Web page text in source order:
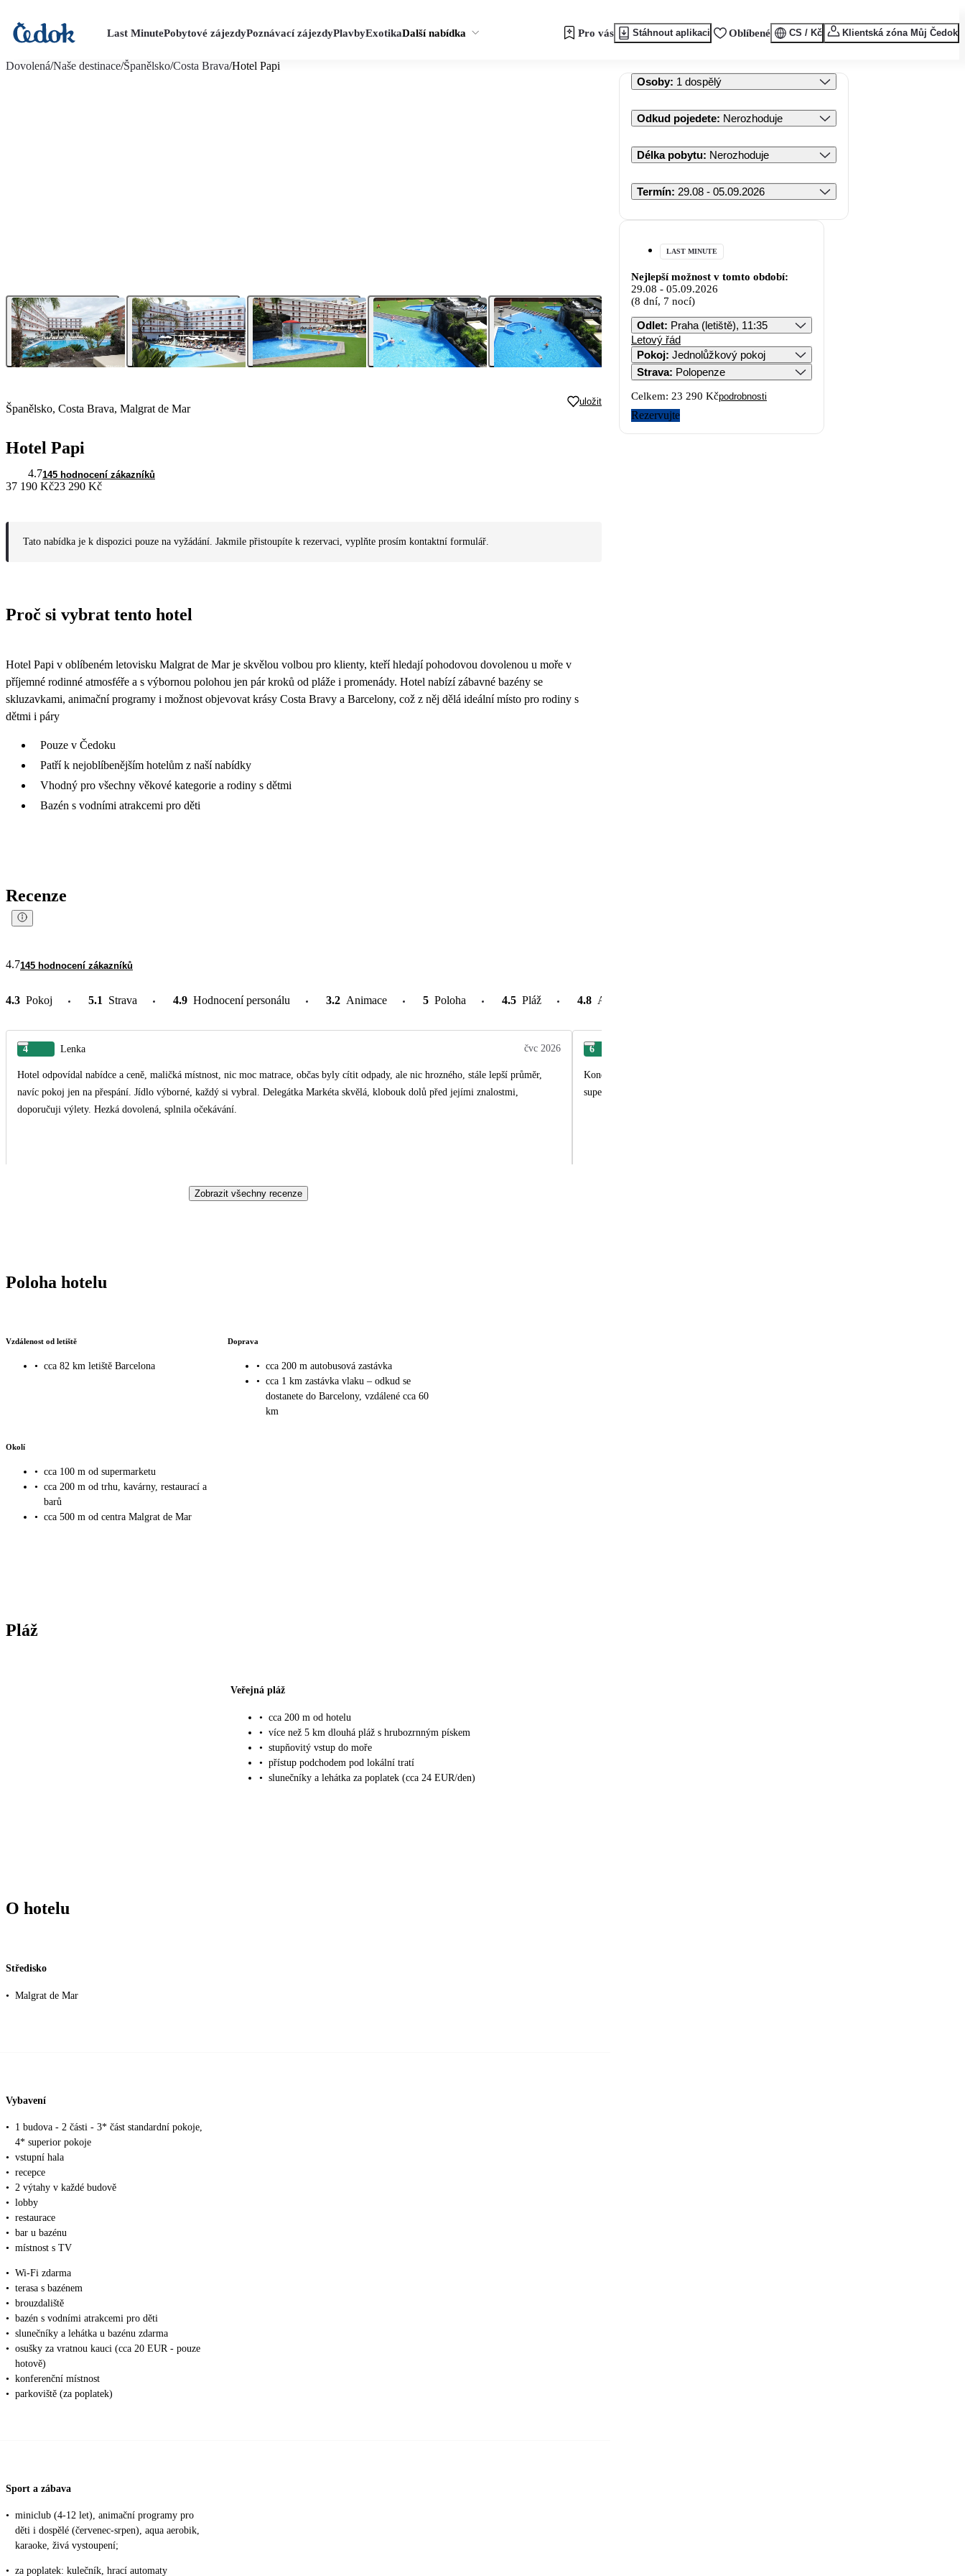
Last MinutePobytové zájezdyPoznávací zájezdyPlavbyExotikaDalší nabídka Pro vás Stáhnout aplikaci Oblíbené CS / Kč Klientská zóna Můj Čedok
Dovolená/Naše destinace/Španělsko/Costa Brava/Hotel Papi
Španělsko, Costa Brava, Malgrat de Mar
uložit
Hotel Papi
4.7145 hodnocení zákazníků
37 190 Kč23 290 Kč
Tato nabídka je k dispozici pouze na vyžádání. Jakmile přistoupíte k rezervaci, vyplňte prosím kontaktní formulář.
Proč si vybrat tento hotel
Hotel Papi v oblíbeném letovisku Malgrat de Mar je skvělou volbou pro klienty, kteří hledají pohodovou dovolenou u moře v
příjemné rodinné atmosféře a s výbornou polohou jen pár kroků od pláže i promenády. Hotel nabízí zábavné bazény se
skluzavkami, animační programy i možnost objevovat krásy Costa Bravy a Barcelony, což z něj dělá ideální místo pro rodiny s
dětmi i páry
Pouze v Čedoku
Patří k nejoblíbenějším hotelům z naší nabídky
Vhodný pro všechny věkové kategorie a rodiny s dětmi
Bazén s vodními atrakcemi pro děti
Recenze
4.7145 hodnocení zákazníků
4.3 Pokoj 5.1 Strava 4.9 Hodnocení personálu 3.2 Animace 5 Poloha 4.5 Pláž 4.8 Atrakce v okolí
4 Lenka čvc 2026
Hotel odpovídal nabídce a ceně, maličká místnost, nic moc matrace, občas byly cítit odpady, ale nic hrozného, stále lepší průměr,
navíc pokoj jen na přespání. Jídlo výborné, každý si vybral. Delegátka Markéta skvělá, klobouk dolů před jejími znalostmi,
doporučuji výlety. Hezká dovolená, splnila očekávání.
6
Konečne poriadna dovolenka fakto stálo za to aj keď ma to vyšlo draho lebo som veľa míňal
super bolo super všetko
Zobrazit všechny recenze
Poloha hotelu
Vzdálenost od letiště
• cca 82 km letiště Barcelona
Doprava
• cca 200 m autobusová zastávka
• cca 1 km zastávka vlaku – odkud se
dostanete do Barcelony, vzdálené cca 60
km
Okolí
• cca 100 m od supermarketu
• cca 200 m od trhu, kavárny, restaurací a
barů
• cca 500 m od centra Malgrat de Mar
Pláž
Veřejná pláž
• cca 200 m od hotelu
• více než 5 km dlouhá pláž s hrubozrnným pískem
• stupňovitý vstup do moře
• přístup podchodem pod lokální tratí
• slunečníky a lehátka za poplatek (cca 24 EUR/den)
O hotelu
Středisko
• Malgrat de Mar
Vybavení
•
1 budova - 2 části - 3* část standardní pokoje,
4* superior pokoje
• vstupní hala
• recepce
• 2 výtahy v každé budově
• lobby
• restaurace
• bar u bazénu
• místnost s TV
• Wi-Fi zdarma
• terasa s bazénem
• brouzdaliště
• bazén s vodními atrakcemi pro děti
• slunečníky a lehátka u bazénu zdarma
• osušky za vratnou kauci (cca 20 EUR - pouze
hotově)
• konferenční místnost
• parkoviště (za poplatek)
Sport a zábava
• miniclub (4-12 let), animační programy pro
děti i dospělé (červenec-srpen), aqua aerobik,
karaoke, živá vystoupení;
• za poplatek: kulečník, hrací automaty
Osoby: 1 dospělý
Odkud pojedete: Nerozhoduje
Délka pobytu: Nerozhoduje
Termín: 29.08 - 05.09.2026
LAST MINUTE
Nejlepší možnost v tomto období:
29.08 - 05.09.2026
(8 dní, 7 nocí)
Odlet: Praha (letiště), 11:35
Letový řád
Pokoj: Jednolůžkový pokoj
Strava: Polopenze
Celkem: 23 290 Kčpodrobnosti
Rezervujte